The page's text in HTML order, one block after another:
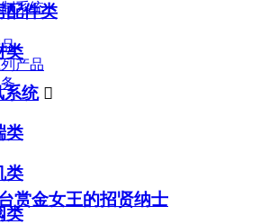
系统
产品
赏金女王的招贤纳士
配件类
类
系统 
类
类
类